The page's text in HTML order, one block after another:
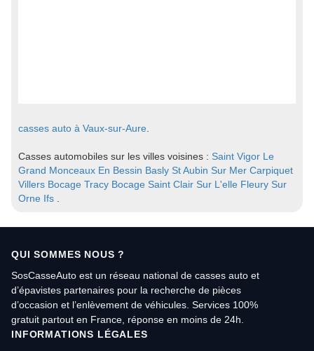
casses auto à Vaux-sur-Aure
Casses automobiles sur les villes voisines : Saint Vigor Le
Grand Monceaux En Bessin Basly St Aubin Sur Mer Carpiquet
Villers Bocage Tracy Bocage Saint Clair Sur L'elle Fleury Sur
Orne Ifs
QUI SOMMES NOUS ?
SosCasseAuto est un réseau national de casses auto et
d’épavistes partenaires pour la recherche de pièces
d’occasion et l’enlèvement de véhicules. Services 100%
gratuit partout en France, réponse en moins de 24h.
INFORMATIONS LÉGALES